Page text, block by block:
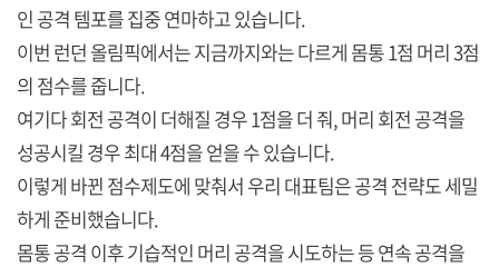
인 공격 템포를 집중 연마하고 있습니다.
이번 런던 올림픽에서는 지금까지와는 다르게 몸통 1점 머리 3점
의 점수를 줍니다.
여기다 회전 공격이 더해질 경우 1점을 더 줘, 머리 회전 공격을
성공시킬 경우 최대 4점을 얻을 수 있습니다.
이렇게 바뀐 점수제도에 맞춰서 우리 대표팀은 공격 전략도 세밀
하게 준비했습니다.
몸통 공격 이후 기습적인 머리 공격을 시도하는 등 연속 공격을